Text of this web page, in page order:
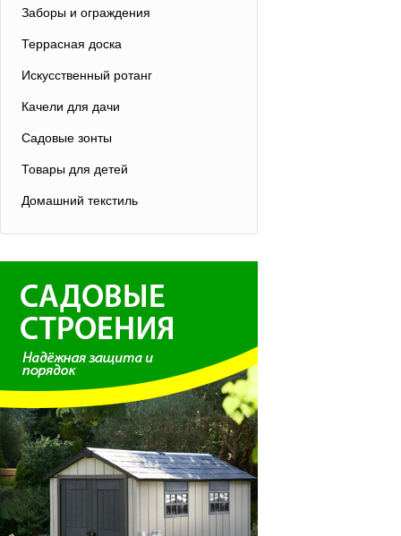
Заборы и ограждения
Террасная доска
Искусственный ротанг
Качели для дачи
Садовые зонты
Товары для детей
Домашний текстиль